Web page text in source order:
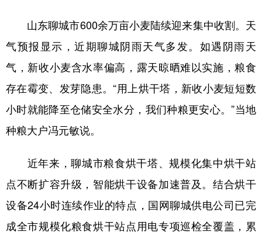
山东聊城市600余万亩小麦陆续迎来集中收割。天
气预报显示，近期聊城阴雨天气多发。如遇阴雨天
气，新收小麦含水率偏高，露天晾晒难以实施，粮食
存在霉变、发芽隐患。“用上烘干塔，新收小麦短短数
小时就能降至仓储安全水分，我们种粮更安心。”当地
种粮大户冯元敏说。
近年来，聊城市粮食烘干塔、规模化集中烘干站
点不断扩容升级，智能烘干设备加速普及。结合烘干
设备24小时连续作业的特点，国网聊城供电公司已完
成全市规模化粮食烘干站点用电专项巡检全覆盖，累